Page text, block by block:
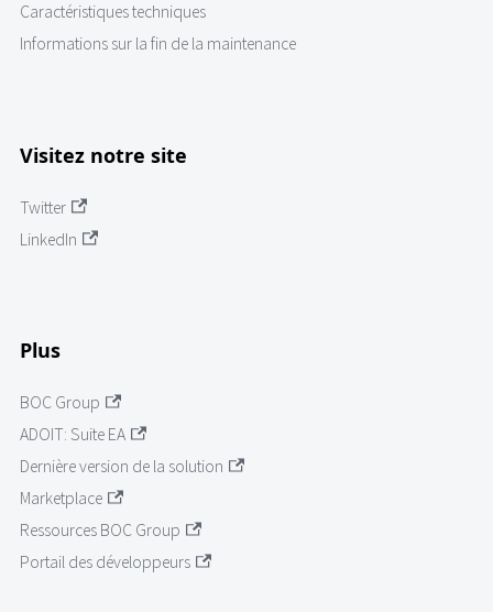
Caractéristiques techniques
Informations sur la fin de la maintenance
Visitez notre site
Twitter
LinkedIn
Plus
BOC Group
ADOIT: Suite EA
Dernière version de la solution
Marketplace
Ressources BOC Group
Portail des développeurs